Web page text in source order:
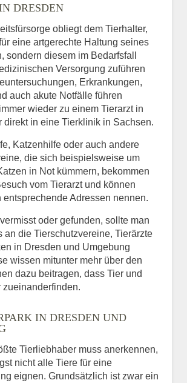
DRESDEN
obliegt dem Tierhalter,
eine artgerechte Haltung seines
sondern diesem im Bedarfsfall
Versorgung zuführen
Erkrankungen,
auch akute Notfälle führen
wieder zu einem Tierarzt in
direkt in eine Tierklinik in Sachsen.
Katzenhilfe oder auch andere
die sich beispielsweise um
in Not kümmern, bekommen
vom Tierarzt und können
entsprechende Adressen nennen.
oder gefunden, sollte man
an die Tierschutzvereine, Tierärzte
in Dresden und Umgebung
wissen mitunter mehr über den
dazu beitragen, dass Tier und
zueinanderfinden.
IN DRESDEN UND
Tierliebhaber muss anerkennen,
nicht alle Tiere für eine
eignen. Grundsätzlich ist zwar ein